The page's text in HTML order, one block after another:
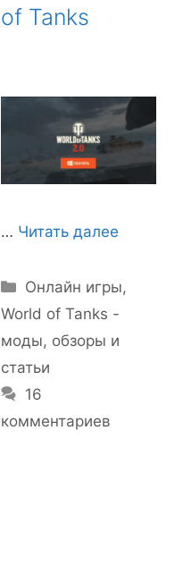
of Tanks
… Читать далее
Рубрики
Онлайн игры,
World of Tanks -
моды, обзоры и
статьи
16
комментариев